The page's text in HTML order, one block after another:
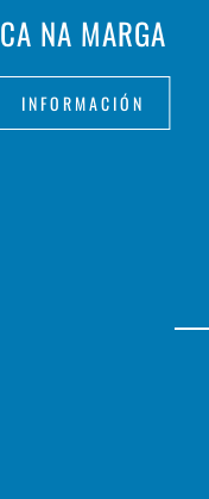
CA NA MARGA
INFORMACIÓN